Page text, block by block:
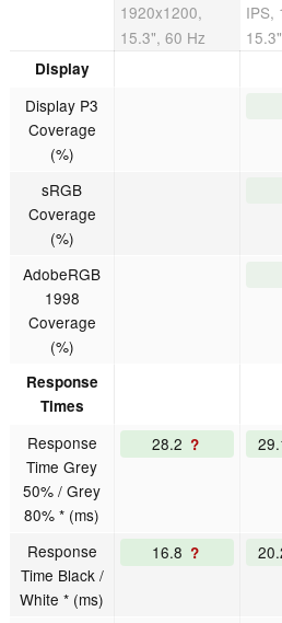
1920x1200,
15.3", 60 Hz
IPS,
Display
Display P3
Coverage
(%)
sRGB
Coverage
(%)
AdobeRGB
1998
Coverage
(%)
Response
Times
Response
Time Grey
50% / Grey
80% * (ms)
28.2 ?
Response
Time Black /
White * (ms)
16.8 ?